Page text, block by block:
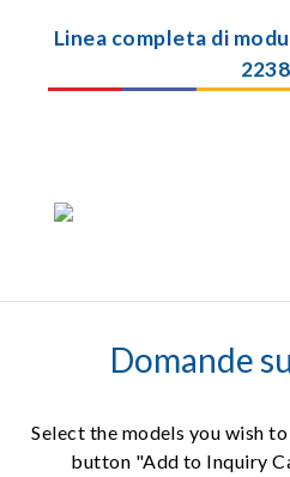
Linea completa di
2238
Domande
Select the models you wish
button "Add to Inquiry